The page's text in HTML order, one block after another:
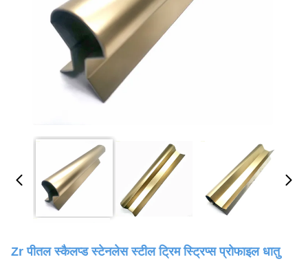
Zr पीतल स्कैलप्ड स्टेनलेस स्टील ट्रिम स्ट्रिप्स प्रोफाइल धातु